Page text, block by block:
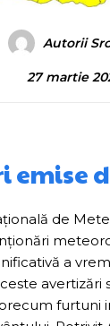
Autorii
27 martie
emise
de
a
furtuni